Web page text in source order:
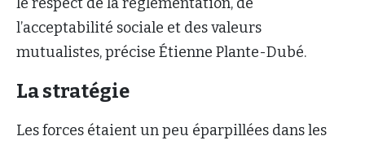
l’acceptabilité sociale et des valeurs
mutualistes, précise Étienne Plante-Dubé.
La stratégie
Les forces étaient un peu éparpillées dans les